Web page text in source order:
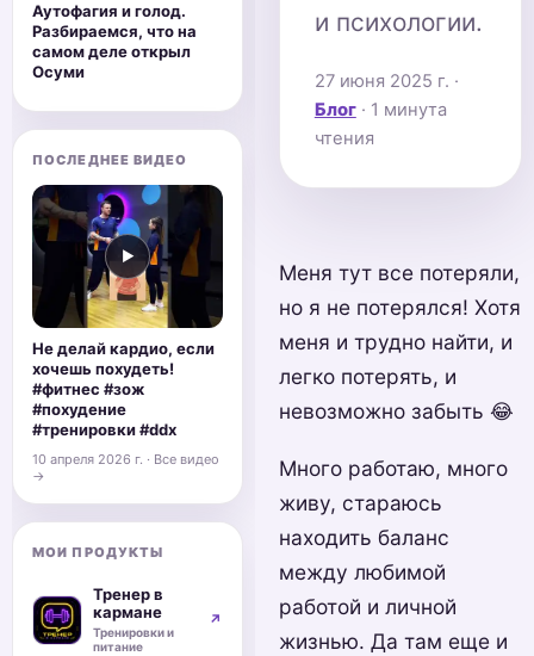
и психологии.
27 июня 2025 г. ·
Блог· 1 минута
чтения
Меня тут все потеряли,
но я не потерялся! Хотя
меня и трудно найти, и
легко потерять, и
невозможно забыть 😂
Много работаю, много
живу, стараюсь
находить баланс
между любимой
работой и личной
жизнью. Да там еще и
Аутофагия и голод.
Разбираемся, что на
самом деле открыл
Осуми
ПОСЛЕДНЕЕ ВИДЕО
▶
Не делай кардио, если
хочешь похудеть!
#фитнес #зож
#похудение
#тренировки #ddx
10 апреля 2026 г. · Все видео
→
МОИ ПРОДУКТЫ
Тренер в
кармане
Тренировки и
питание
↗